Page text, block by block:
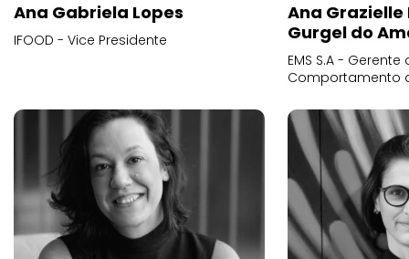
Ana Gabriela Lopes
IFOOD - Vice Presidente
Ana
Gurgel do
EMS S.A -
Comportamento